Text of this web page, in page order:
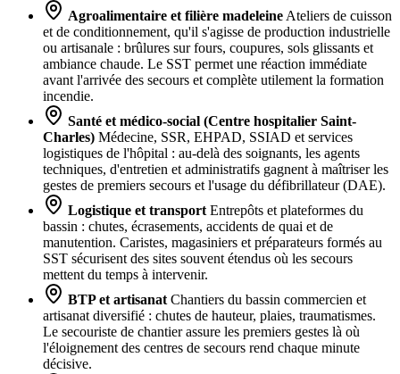
Agroalimentaire et filière madeleineAteliers de cuisson
et de conditionnement, qu'il s'agisse de production industrielle
ou artisanale : brûlures sur fours, coupures, sols glissants et
ambiance chaude. Le SST permet une réaction immédiate
avant l'arrivée des secours et complète utilement la formation
incendie.
Santé et médico-social (Centre hospitalier Saint-
Charles) Médecine, SSR, EHPAD, SSIAD et services
logistiques de l'hôpital : au-delà des soignants, les agents
techniques, d'entretien et administratifs gagnent à maîtriser les
gestes de premiers secours et l'usage du défibrillateur (DAE).
Logistique et transportEntrepôts et plateformes du
bassin : chutes, écrasements, accidents de quai et de
manutention. Caristes, magasiniers et préparateurs formés au
SST sécurisent des sites souvent étendus où les secours
mettent du temps à intervenir.
BTP et artisanatChantiers du bassin commercien et
artisanat diversifié : chutes de hauteur, plaies, traumatismes.
Le secouriste de chantier assure les premiers gestes là où
l'éloignement des centres de secours rend chaque minute
décisive.